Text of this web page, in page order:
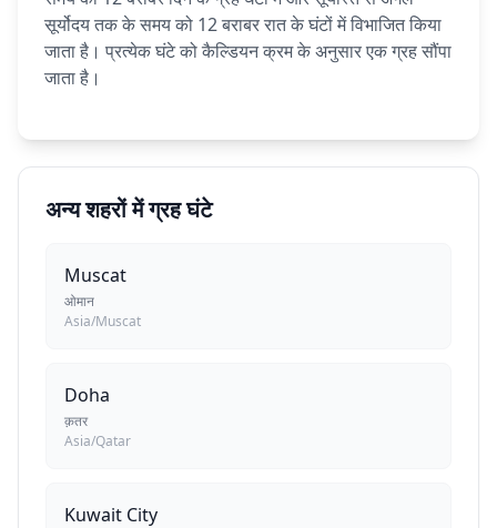
सूर्योदय तक के समय को 12 बराबर रात के घंटों में विभाजित किया
जाता है। प्रत्येक घंटे को कैल्डियन क्रम के अनुसार एक ग्रह सौंपा
जाता है।
अन्य शहरों में ग्रह घंटे
Muscat
ओमान
Asia/Muscat
Doha
क़तर
Asia/Qatar
Kuwait City